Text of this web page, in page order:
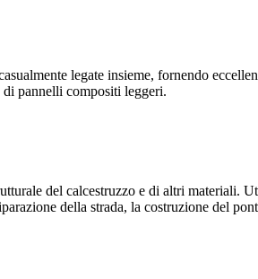
legate insieme, fornendo
pannelli compositi leggeri.
del calcestruzzo e di altri materiali.
della strada, la costruzione del